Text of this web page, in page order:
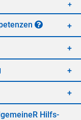
Hilfs­